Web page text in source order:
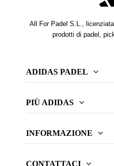
All For Padel S.L.,
prodotti di padel,
ADIDAS PADEL
PIÙ ADIDAS
INFORMAZIONE
CONTATTACI